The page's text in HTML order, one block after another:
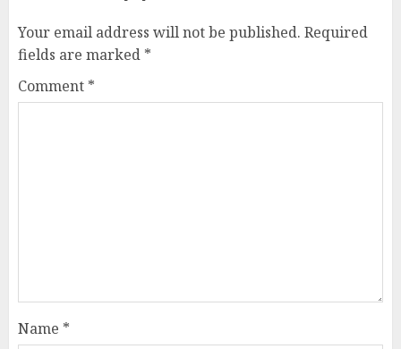
Your email address will not be published. Required
fields are marked *
Comment *
Name *